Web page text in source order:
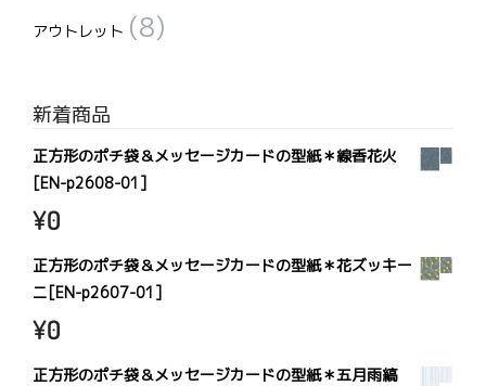
アウトレット (8)
新着商品
正方形のポチ袋＆メッセージカードの型紙＊線香花火
[EN-p2608-01]
¥0
正方形のポチ袋＆メッセージカードの型紙＊花ズッキー
ニ[EN-p2607-01]
¥0
正方形のポチ袋＆メッセージカードの型紙＊五月雨縞